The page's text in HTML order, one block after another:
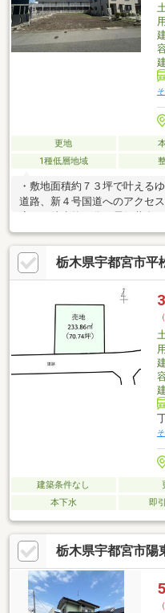
更地
1種低層地域
・敷地面積約７３坪で叶える
道路、新４号国道へのアクセ
合あり・司法書士は売主指定
カ月以内に売主と建物請負契
この期間内に建築請負契約が
なかったこととなり預り金そ
条件で速やかに全額をお返
ます≫実際に土地の所在を確
メージがつきやすくなります
栃木県宇都宮市平
建築条件なし
本下水
即
栃木県宇都宮市陽